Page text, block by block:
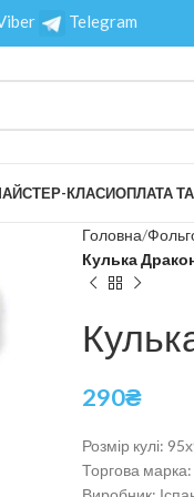
Telegram
КЛАСИОПЛАТА
Головна
Кулька
290₴
Розмір кулі:
Торгова